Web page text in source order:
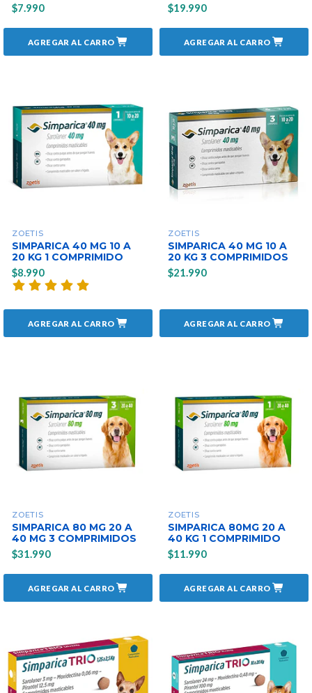
$7.990
AGREGAR AL CARRO
$19.990
AGREGAR AL CARRO
ZOETIS
SIMPARICA 40 MG 10 A
20 KG 1 COMPRIMIDO
$8.990
AGREGAR AL CARRO
ZOETIS
SIMPARICA 40 MG 10 A
20 KG 3 COMPRIMIDOS
$21.990
AGREGAR AL CARRO
ZOETIS
SIMPARICA 80 MG 20 A
40 MG 3 COMPRIMIDOS
$31.990
AGREGAR AL CARRO
ZOETIS
SIMPARICA 80MG 20 A
40 KG 1 COMPRIMIDO
$11.990
AGREGAR AL CARRO